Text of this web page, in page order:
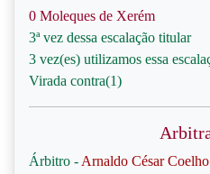
0 Moleques de Xerém
3ª vez dessa escalação titular
3 vez(es) utilizamos essa
Virada contra(1)
Árbitro - Arnaldo César